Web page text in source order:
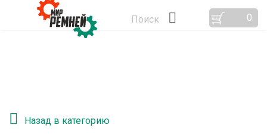
Поиск 0
Назад в категорию